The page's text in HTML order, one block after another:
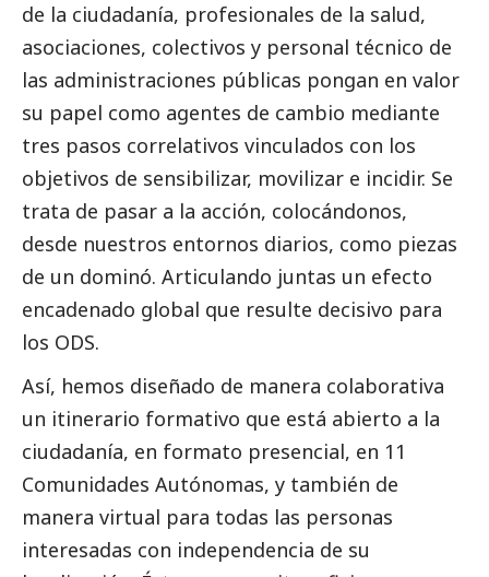
de la ciudadanía, profesionales de la salud,
asociaciones, colectivos y personal técnico de
las administraciones públicas pongan en valor
su papel como agentes de cambio mediante
tres pasos correlativos vinculados con los
objetivos de sensibilizar, movilizar e incidir. Se
trata de pasar a la acción, colocándonos,
desde nuestros entornos diarios, como piezas
de un dominó. Articulando juntas un efecto
encadenado global que resulte decisivo para
los ODS.
Así, hemos diseñado de manera colaborativa
un itinerario formativo que está abierto a la
ciudadanía, en formato presencial, en 11
Comunidades Autónomas, y también de
manera virtual para todas las personas
interesadas con independencia de su